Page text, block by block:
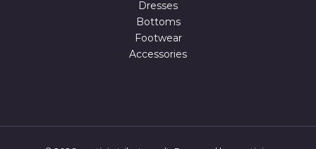
Dresses
Bottoms
Footwear
Accessories